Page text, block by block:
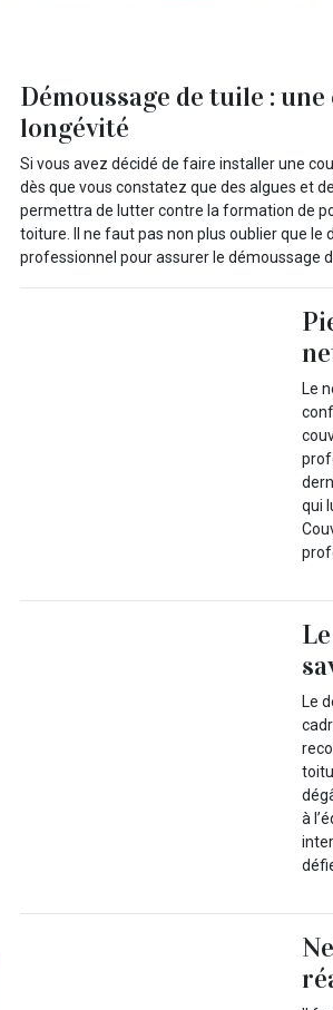
Démoussage de tuile :
longévité
Si vous avez décidé de faire installer une
dès que vous constatez que des algues et
permettra de lutter contre la formation de
toiture. Il ne faut pas non plus oublier que
professionnel pour assurer le démoussage
Le
qui
Le
à